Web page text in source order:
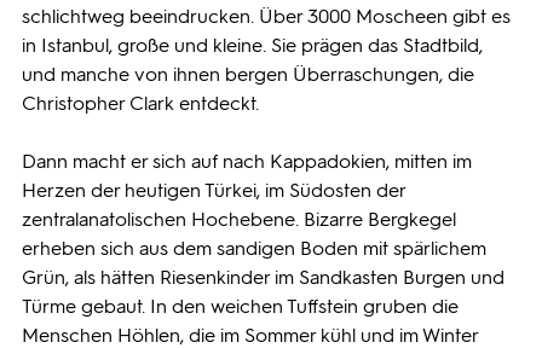
schlichtweg beeindrucken. Über 3000 Moscheen gibt es
in Istanbul, große und kleine. Sie prägen das Stadtbild,
und manche von ihnen bergen Überraschungen, die
Christopher Clark entdeckt.
Dann macht er sich auf nach Kappadokien, mitten im
Herzen der heutigen Türkei, im Südosten der
zentralanatolischen Hochebene. Bizarre Bergkegel
erheben sich aus dem sandigen Boden mit spärlichem
Grün, als hätten Riesenkinder im Sandkasten Burgen und
Türme gebaut. In den weichen Tuffstein gruben die
Menschen Höhlen, die im Sommer kühl und im Winter